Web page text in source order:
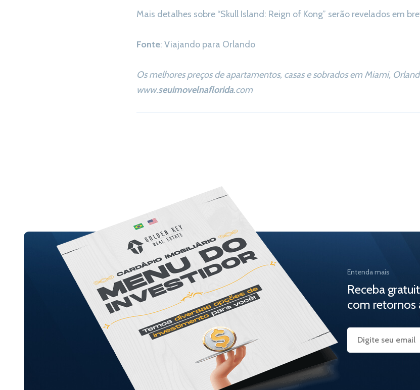
Mais detalhes sobre “Skull Island: Reign of Kong” serão revelados em
Fonte: Viajando para Orlando
Os melhores preços de apartamentos, casas e sobrados em Miami,
www.seuimovelnaflorida.com
Entenda mais
Receba
com retornos